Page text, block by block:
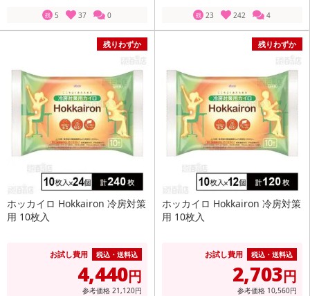
残 5 37 0 残 23 242 4
残りわずか
ホッカイロ Hokkairon 冷房対策
用 10枚入
お試し費用 税込・送料込
4,440円
参考価格 21,120円
残りわずか
ホッカイロ Hokkairon 冷房対策
用 10枚入
お試し費用 税込・送料込
2,703円
参考価格 10,560円